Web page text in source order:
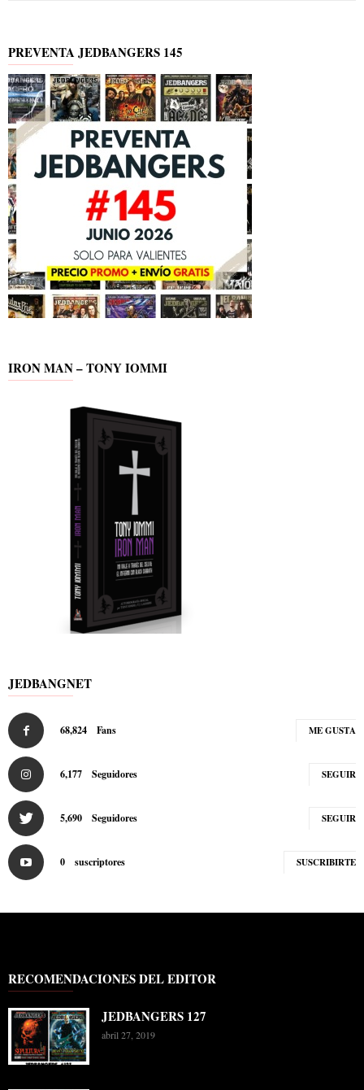
PREVENTA JEDBANGERS 145
IRON MAN – TONY IOMMI
JEDBANGNET
68,824 Fans ME GUSTA
6,177 Seguidores SEGUIR
5,690 Seguidores SEGUIR
0 suscriptores SUSCRIBIRTE
RECOMENDACIONES DEL EDITOR
JEDBANGERS 127
abril 27, 2019